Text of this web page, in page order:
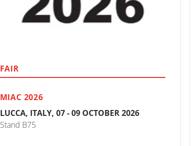
FAIR
MIAC 2026
LUCCA, ITALY, 07 - 09 OCTOBER 2026
Stand B75